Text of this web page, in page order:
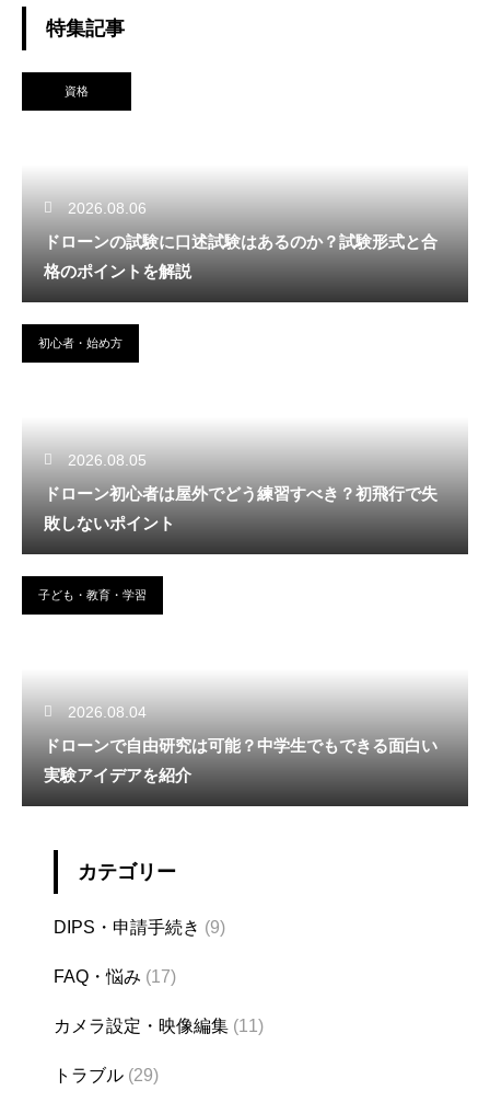
特集記事
資格
2026.08.06
ドローンの試験に口述試験はあるのか？試験形式と合
格のポイントを解説
初心者・始め方
2026.08.05
ドローン初心者は屋外でどう練習すべき？初飛行で失
敗しないポイント
子ども・教育・学習
2026.08.04
ドローンで自由研究は可能？中学生でもできる面白い
実験アイデアを紹介
カテゴリー
DIPS・申請手続き (9)
FAQ・悩み (17)
カメラ設定・映像編集 (11)
トラブル (29)